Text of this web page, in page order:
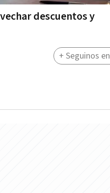
descuentos y
+ Seguinos en